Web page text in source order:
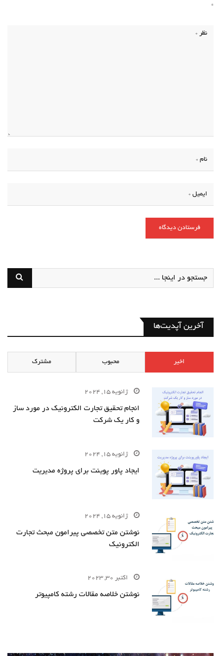
*
آخرین آپدیت‌ها
اخیر محبوب مشترک
ژانویه 15, 2024
انجام تحقیق تجارت الکترونیک در مورد ساز
و کار یک شرکت
ژانویه 15, 2024
ایجاد پاور پوینت برای پروژه مدیریت
ژانویه 15, 2024
نوشتن متن تخصصی پیرامون مبحث تجارت
الکترونیک
اکتبر 30, 2023
نوشتن خلاصه مقالات رشته کامپیوتر